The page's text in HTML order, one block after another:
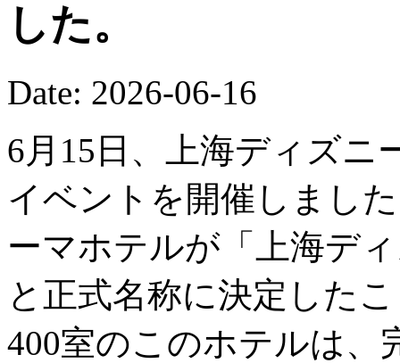
した。
Date: 2026-06-16
6月15日、上海ディズニ
イベントを開催しまし
ーマホテルが「上海デ
と正式名称に決定した
400室のこのホテルは、